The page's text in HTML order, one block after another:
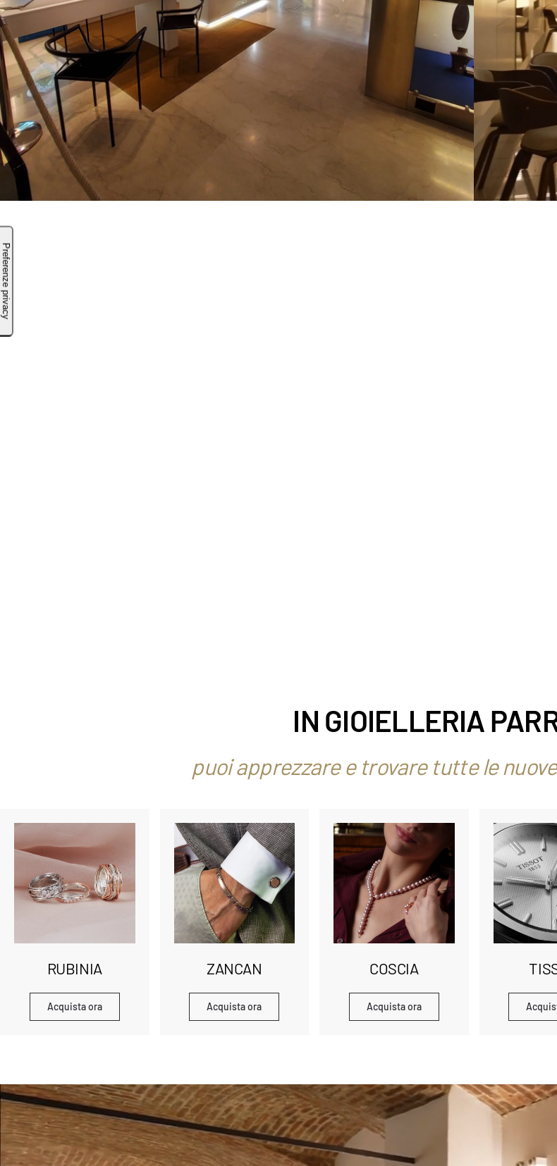
IN GIOIELLERIA
puoi apprezzare e trovare tutte le
RUBINIA
Acquista ora
ZANCAN
Acquista ora
COSCIA
Acquista ora